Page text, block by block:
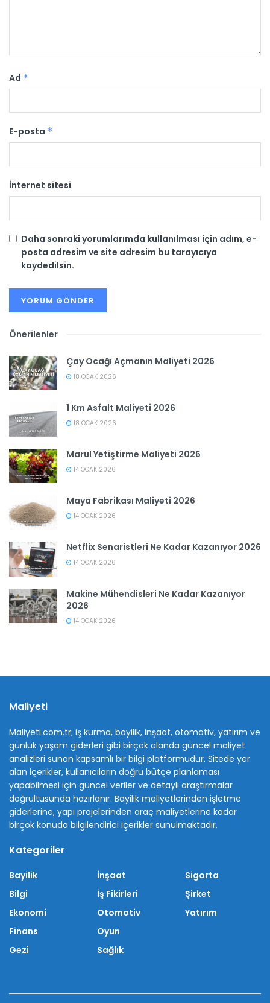
Ad *
E-posta *
İnternet sitesi
Daha sonraki yorumlarımda kullanılması için adım, e-
posta adresim ve site adresim bu tarayıcıya
kaydedilsin.
Önerilenler
Çay Ocağı Açmanın Maliyeti 2026
18 OCAK 2026
1 Km Asfalt Maliyeti 2026
18 OCAK 2026
Marul Yetiştirme Maliyeti 2026
14 OCAK 2026
Maya Fabrikası Maliyeti 2026
14 OCAK 2026
Netflix Senaristleri Ne Kadar Kazanıyor 2026
14 OCAK 2026
Makine Mühendisleri Ne Kadar Kazanıyor
2026
14 OCAK 2026
Maliyeti
Maliyeti.com.tr; iş kurma, bayilik, inşaat, otomotiv, yatırım ve
günlük yaşam giderleri gibi birçok alanda güncel maliyet
analizleri sunan kapsamlı bir bilgi platformudur. Sitede yer
alan içerikler, kullanıcıların doğru bütçe planlaması
yapabilmesi için güncel veriler ve detaylı araştırmalar
doğrultusunda hazırlanır. Bayilik maliyetlerinden işletme
giderlerine, yapı projelerinden araç maliyetlerine kadar
birçok konuda bilgilendirici içerikler sunulmaktadır.
Kategoriler
Bayilik
Bilgi
Ekonomi
Finans
Gezi
İnşaat
İş Fikirleri
Otomotiv
Oyun
Sağlık
Sigorta
Şirket
Yatırım